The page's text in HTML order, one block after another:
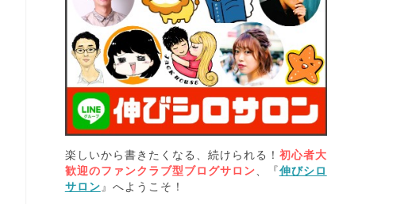
楽しいから書きたくなる、続けられる！ 初心者大
歓迎のファンクラブ型ブログサロン 、『伸びシロ
サロン 』へようこそ！